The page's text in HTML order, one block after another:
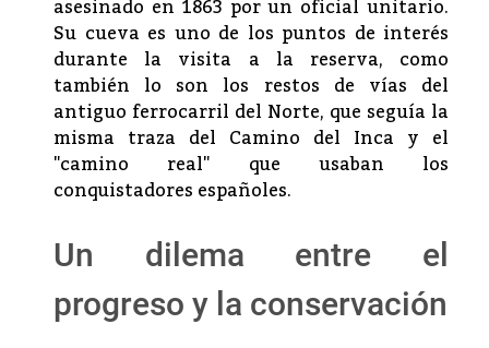
asesinado en 1863 por un oficial unitario.
Su cueva es uno de los puntos de interés
durante la visita a la reserva, como
también lo son los restos de vías del
antiguo ferrocarril del Norte, que seguía la
misma traza del Camino del Inca y el
"camino real" que usaban los
conquistadores españoles.
Un dilema entre el
progreso y la conservación